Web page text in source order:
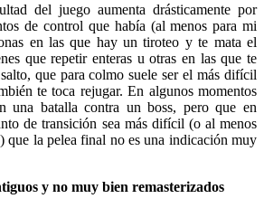
del juego aumenta drásticamente por
de control que había (al menos para mi
en las que hay un tiroteo y te mata el
que repetir enteras u otras en las que te
que para colmo suele ser el más difícil
te toca rejugar. En algunos momentos
una batalla contra un boss, pero que en
de transición sea más difícil (o al menos
que la pelea final no es una indicación muy
y no muy bien remasterizados